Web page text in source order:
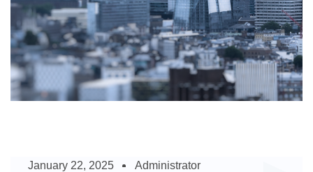
January 22, 2025 Administrator